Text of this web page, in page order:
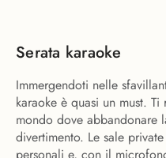
Serata karaoke
Immergendoti nelle
karaoke è quasi un must.
mondo dove abbandonare
divertimento. Le sale